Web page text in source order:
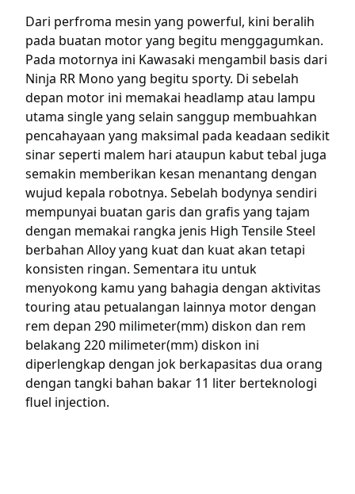
Dari perfroma mesin yang powerful, kini beralih
pada buatan motor yang begitu menggagumkan.
Pada motornya ini Kawasaki mengambil basis dari
Ninja RR Mono yang begitu sporty. Di sebelah
depan motor ini memakai headlamp atau lampu
utama single yang selain sanggup membuahkan
pencahayaan yang maksimal pada keadaan sedikit
sinar seperti malem hari ataupun kabut tebal juga
semakin memberikan kesan menantang dengan
wujud kepala robotnya. Sebelah bodynya sendiri
mempunyai buatan garis dan grafis yang tajam
dengan memakai rangka jenis High Tensile Steel
berbahan Alloy yang kuat dan kuat akan tetapi
konsisten ringan. Sementara itu untuk
menyokong kamu yang bahagia dengan aktivitas
touring atau petualangan lainnya motor dengan
rem depan 290 milimeter(mm) diskon dan rem
belakang 220 milimeter(mm) diskon ini
diperlengkap dengan jok berkapasitas dua orang
dengan tangki bahan bakar 11 liter berteknologi
fluel injection.